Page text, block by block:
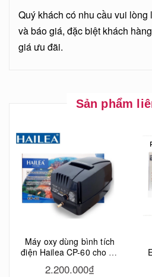
Quý khách có nhu cầu vui
và báo giá, đặc biệt khách
giá ưu đãi.
Sản phẩm
Máy oxy dùng bình tích
điện Hailea CP-60 cho hồ
2.200.000₫